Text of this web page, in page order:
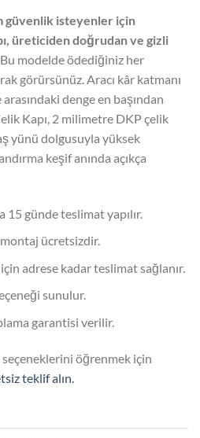
güvenlik isteyenler için
üreticiden doğrudan ve gizli
Bu modelde ödediğiniz her
görürsünüz. Aracı kâr katmanı
denge en başından
Kapı, 2 milimetre DKP çelik
yünü dolgusuyla yüksek
keşif anında açıkça
15 günde teslimat yapılır.
ücretsizdir.
adrese kadar teslimat sağlanır.
sunulur.
garantisi verilir.
öğrenmek için
teklif alın.